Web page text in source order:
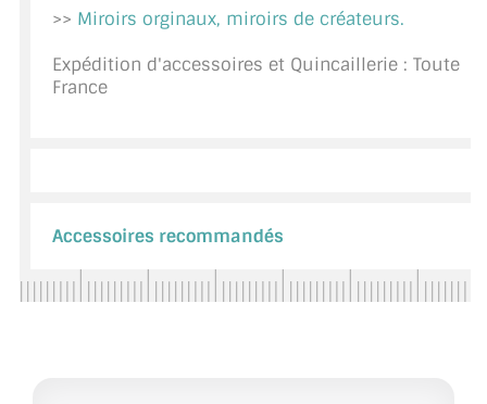
PLAN DU SITE
NOUS CONTACTER
>> Miroirs orginaux, miroirs de créateurs.
Expédition d'accessoires et Quincaillerie : Toute
France
Accessoires recommandés